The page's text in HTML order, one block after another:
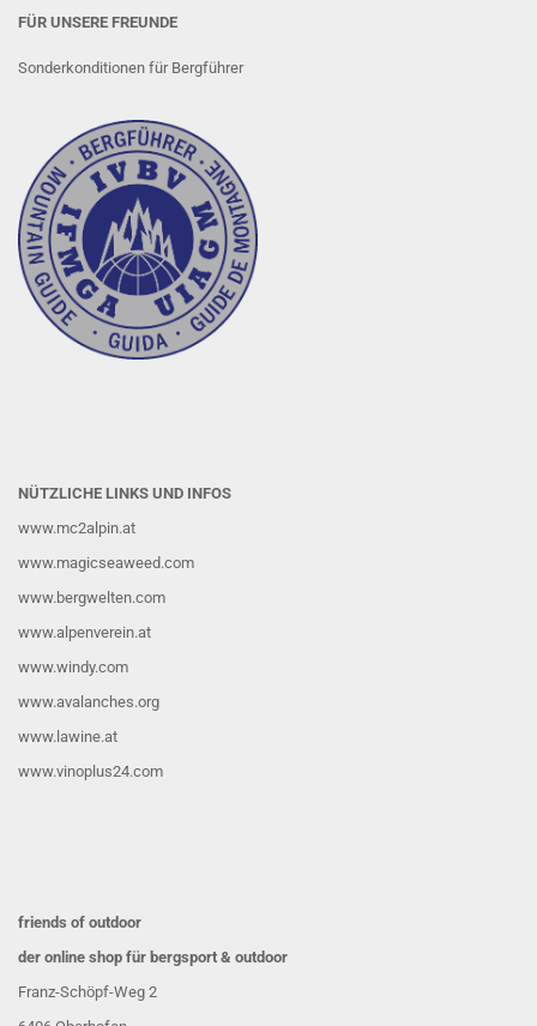
FÜR UNSERE FREUNDE
Sonderkonditionen für Bergführer
NÜTZLICHE LINKS UND INFOS
www.mc2alpin.at
www.magicseaweed.com
www.bergwelten.com
www.alpenverein.at
www.windy.com
www.avalanches.org
www.lawine.at
www.vinoplus24.com
friends of outdoor
der online shop für bergsport & outdoor
Franz-Schöpf-Weg 2